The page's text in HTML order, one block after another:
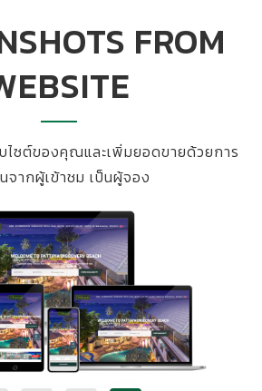
FROM
ไซต์ของคุณและเพิ่มยอดขายด้วยการ
จากผู้เข้าชม เป็นผู้จอง